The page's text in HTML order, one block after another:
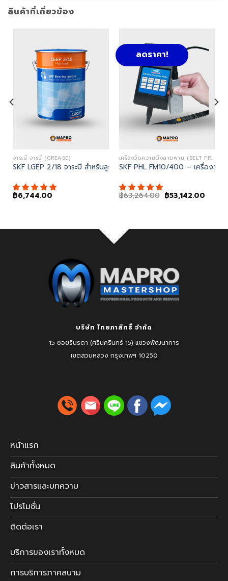
สินค้าที่เกี่ยวข้อง
จาระบี จารบี (GREASE)
SKF LGEP 2/18 จาระบี สำหรับลูกปืนที่มีการโหลดสูง
฿6,744.00
ลดราคา!
เครื่องวัดความตึงสายพาน (BELT FREQUENCY METER)
SKF PHL FM10/400 – เครื่องวั
฿63,264.00 Original
price
฿53,142.00
40 – Belt Alignment
บริษัท ไทยภาสิทธิ์ จำกัด
15 ซอยรินรดา (ศรีนครินทร์ 15) แขวงพัฒนาการ
เขตสวนหลวง กรุงเทพฯ 10250
หน้าแรก
สินค้าทั้งหมด
ข่าวสารและบทความ
โปรโมชั่น
ติดต่อเรา
บริการของเราทั้งหมด
การบริการภาคสนาม